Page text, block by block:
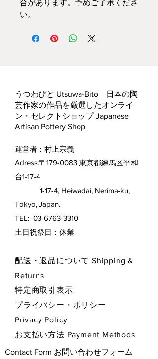
合があります。予めご了承くださ
い。
うつわびと Utsuwa-Bito 日本の陶
芸作家の作品を厳選したオンライ
ン・セレクトショップ Japanese
Artisan Pottery Shop
運営者：村上宗義
Adress:〒179-0083 東京都練馬区平和
台1-17-4
1-17-4, Heiwadai, Nerima-ku,
Tokyo, Japan.
TEL: 03-6763-3310
​土日祝祭日：休業
配送・返品について Shipping &
Returns
特定商取引表示
プライバシー・ポリシー
Privacy Policy
お支払い方法 Payment Methods
Contact Form お問い合わせフォーム